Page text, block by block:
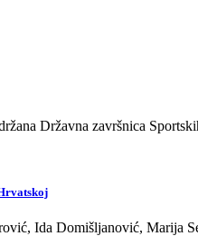
Državna završnica
Ida Domišljanović, Marija